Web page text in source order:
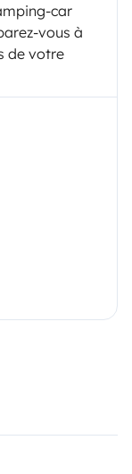
car
vous à
de votre